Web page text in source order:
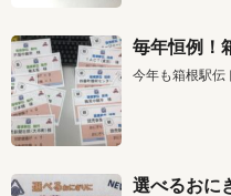
毎年恒例！
今年も箱根駅伝
選べるおに